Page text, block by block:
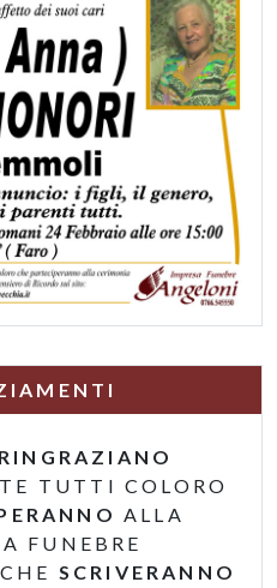
RINGRAZIANO
TUTTI COLORO
ALLA
FUNEBRE
SCRIVERANNO